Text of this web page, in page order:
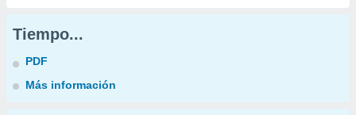
Tiempo...
PDF
Más información